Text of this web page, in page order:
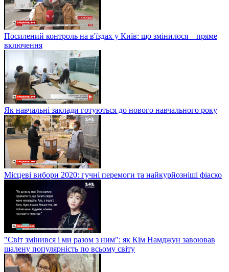
Посилений контроль на в'їздах у Київ: що змінилося – пряме
включення
Як навчальні заклади готуються до нового навчального року
Місцеві вибори 2020: гучні перемоги та найкурйозніші фіаско
"Світ змінився і ми разом з ним": як Кім Намджун завоював
шалену популярність по всьому світу